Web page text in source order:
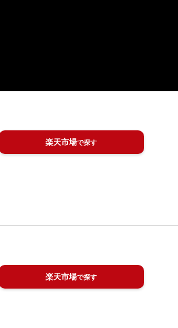
楽天市場
楽天市場